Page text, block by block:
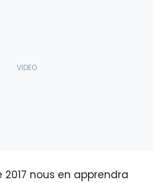
2017 nous en apprendra